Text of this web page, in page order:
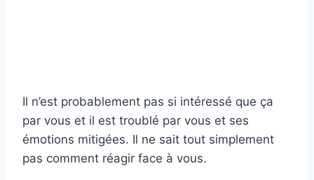
Il n’est probablement pas si intéressé que ça
par vous et il est troublé par vous et ses
émotions mitigées. Il ne sait tout simplement
pas comment réagir face à vous.